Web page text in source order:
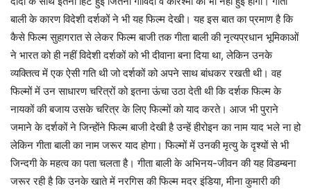
बाली के कारण विदेशी दर्शकों ने भी यह फिल्म देखी। यह इस बात का प्रमाण है कि
कैसे फिल्म सुहागरात से लेकर फिल्म बाजी तक गीता बाली की नृत्यप्रधान भूमिकाओं
ने भारत को ही नहीं विदेशी दर्शकों को भी दीवाना बना दिया था, लेकिन उनके
व्यक्तित्व में एक ऐसी गति थी जो दर्शकों को अपने साथ बांधकर रखती थी। वह
फिल्मों में उन साधारण चरित्रों को इतना ऊंचा उठा देती थी कि दर्शक फिल्म के
नायकों की बजाय उसके चरित्र के लिए फिल्मों को याद करते। आज भी पुराने
जमाने के दर्शकों ने जिन्होंने फिल्म बाजी देखी है उन्हें हीरोइन का नाम याद भले ना हो
लेकिन गीता बाली का नाम जरूर याद होगा। फिल्मों में उनकी मृत्यु के दृश्यों से भी
जिन्दगी के महत्व का पता चलता है। गीता बाली के अभिनय-जीवन की यह विडम्बना
जरूर रही है कि उनके खाते में नरगिस की फिल्म मदर इंडिया, मीना कुमारी की